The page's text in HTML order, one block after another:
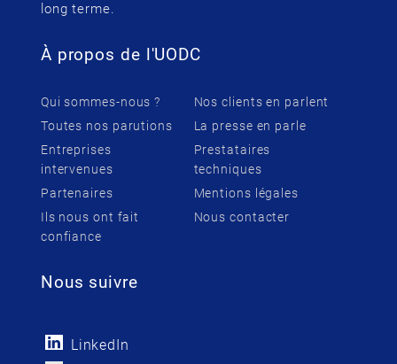
long terme.
À propos de l'UODC
Qui sommes-nous ?
Toutes nos parutions
Entreprises
intervenues
Partenaires
Ils nous ont fait
confiance
Nos clients en parlent
La presse en parle
Prestataires
techniques
Mentions légales
Nous contacter
Nous suivre
LinkedIn